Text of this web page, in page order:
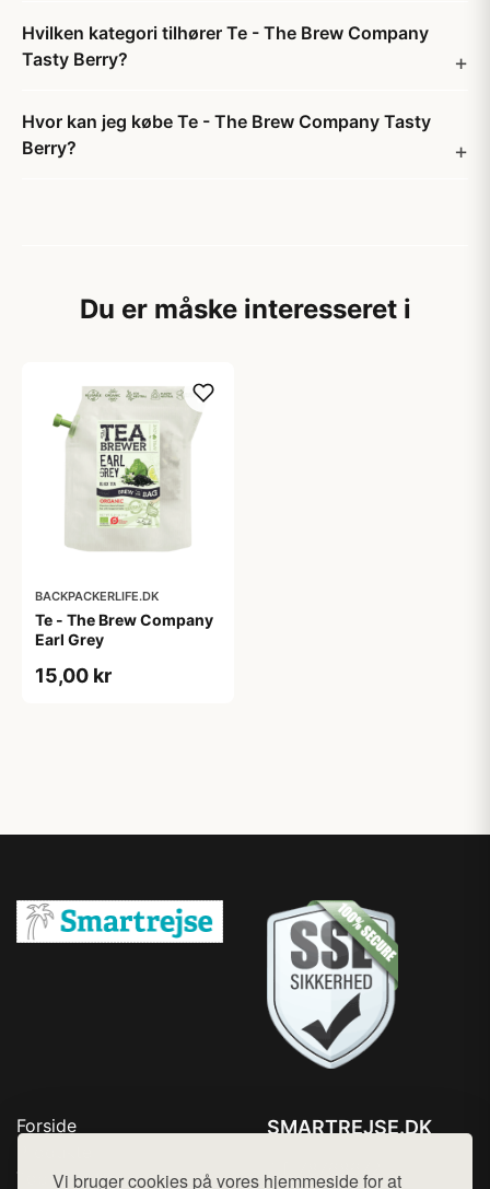
Vi bruger cookies på vores hjemmeside for at
Hvilken kategori tilhører Te - The Brew Company
Tasty Berry?
Hvor kan jeg købe Te - The Brew Company Tasty
Berry?
Du er måske interesseret i
BACKPACKERLIFE.DK
Te - The Brew Company
Earl Grey
15,00 kr
Forside
Top Rabatter
SMARTREJSE.DK